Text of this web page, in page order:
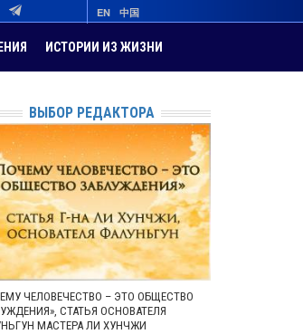
EN 中国
ИСТОРИИ ИЗ ЖИЗНИ
ВЫБОР РЕДАКТОРА
ЧЕЛОВЕЧЕСТВО – ЭТО ОБЩЕСТВО
СТАТЬЯ ОСНОВАТЕЛЯ
МАСТЕРА ЛИ ХУНЧЖИ